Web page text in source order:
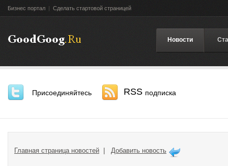
Бизнес портал | Сделать стартовой страницей
Новости
Присоединяйтесь RSS подписка
Главная страница новостей Добавить новость